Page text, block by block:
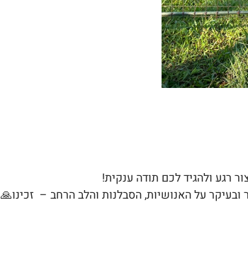
רגע ולהגיד לכם תודה ענקית!
על האנושיות, הסבלנות והלב הרחב – זכינו🙏